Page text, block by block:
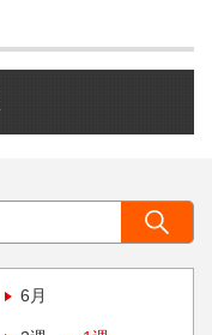
6月